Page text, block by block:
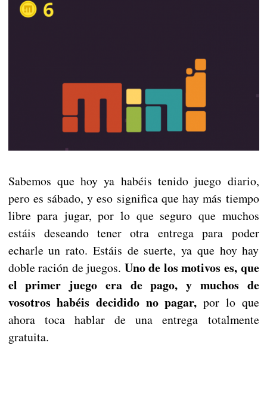
Sabemos que hoy ya habéis tenido juego diario,
pero es sábado, y eso significa que hay más tiempo
libre para jugar, por lo que seguro que muchos
estáis deseando tener otra entrega para poder
echarle un rato. Estáis de suerte, ya que hoy hay
doble ración de juegos. Uno de los motivos es, que
el primer juego era de pago, y muchos de
vosotros habéis decidido no pagar, por lo que
ahora toca hablar de una entrega totalmente
gratuita.